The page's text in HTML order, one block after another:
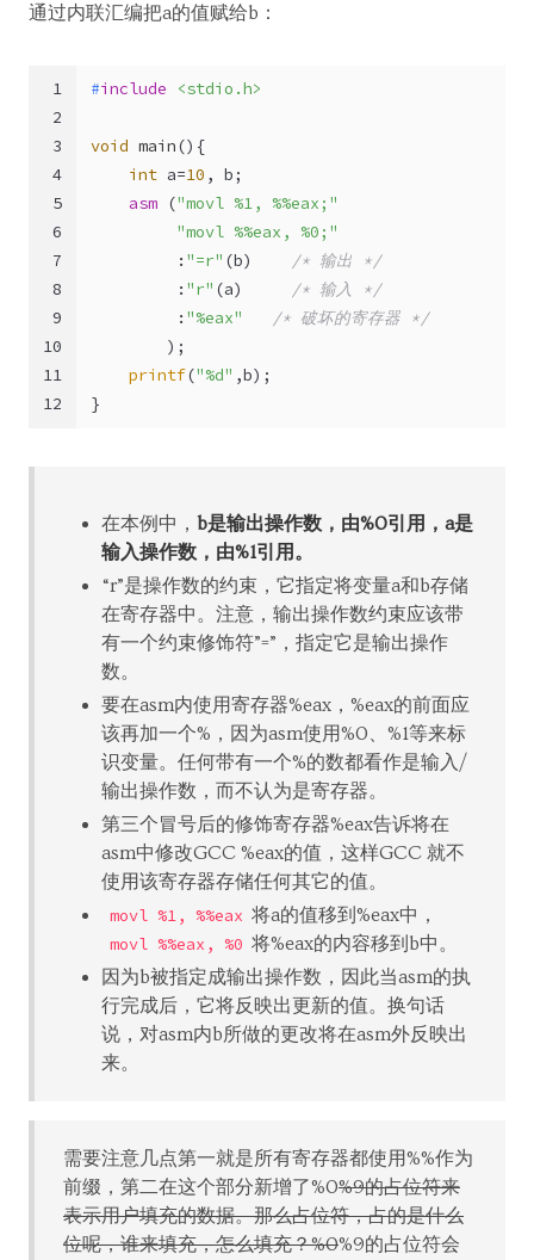
通过内联汇编把a的值赋给b：
1
2
3
4
5
6
7
8
9
10
11
12
#include <stdio.h>
void main() {
int a=10 , b;
asm ("movl %1, %%eax;"
"movl %%eax, %0;"
         :
"=r" (b)
/* 输出 */
         :
"r" (a)
/* 输入 */
         :
"%eax"
/* 破坏的寄存器 */
        );
printf("%d" ,b);
}
在本例中， b是输出操作数，由%0引用，a是
输入操作数，由%1引用。
“r”是操作数的约束，它指定将变量a和b存储
在寄存器中。注意，输出操作数约束应该带
有一个约束修饰符”=”，指定它是输出操作
数。
要在asm内使用寄存器%eax，%eax的前面应
该再加一个%，因为asm使用%0、%1等来标
识变量。任何带有一个%的数都看作是输入/
输出操作数，而不认为是寄存器。
第三个冒号后的修饰寄存器%eax告诉将在
asm中修改GCC %eax的值，这样GCC 就不
使用该寄存器存储任何其它的值。
movl %1, %%eax 将a的值移到%eax中，
movl %%eax, %0 将%eax的内容移到b中。
因为b被指定成输出操作数，因此当asm的执
行完成后，它将反映出更新的值。换句话
说，对asm内b所做的更改将在asm外反映出
来。
需要注意几点第一就是所有寄存器都使用%%作为
前缀，第二在这个部分新增了%0%9的占位符来
表示用户填充的数据。那么占位符，占的是什么
位呢，谁来填充，怎么填充？%0%9的占位符会